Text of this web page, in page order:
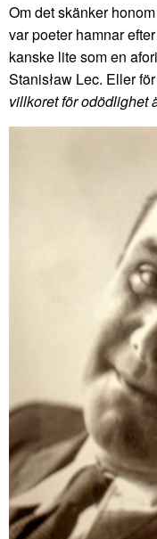
Om det skänker
var poeter hamnar
kanske lite som en
Stanisław Lec. Eller
villkoret för odödlighet